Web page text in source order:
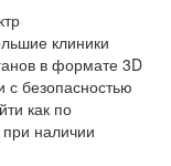
клиники
в формате 3D
с безопасностью
как по
наличии